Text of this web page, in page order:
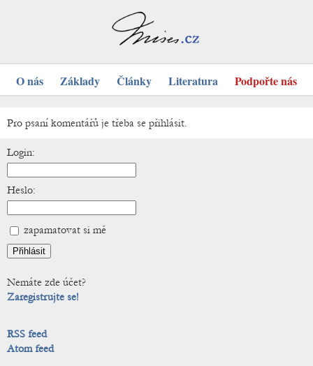
O nás Základy Články Literatura Podpořte nás
Pro psaní komentářů je třeba se přihlásit.
Login:
Heslo:
zapamatovat si mě
Nemáte zde účet?
Zaregistrujte se!
RSS feed
Atom feed